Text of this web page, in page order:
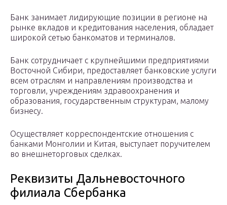
Банк занимает лидирующие позиции в регионе на
рынке вкладов и кредитования населения, обладает
широкой сетью банкоматов и терминалов.
Банк сотрудничает с крупнейшими предприятиями
Восточной Сибири, предоставляет банковские услуги
всем отраслям и направлениям производства и
торговли, учреждениям здравоохранения и
образования, государственным структурам, малому
бизнесу.
Осуществляет корреспондентские отношения с
банками Монголии и Китая, выступает поручителем
во внешнеторговых сделках.
Реквизиты Дальневосточного
филиала Сбербанка